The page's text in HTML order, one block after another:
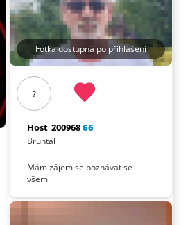
Fotka dostupná po přihlášení
?
Host_20096866
Bruntál
Mám zájem se poznávat se
všemi